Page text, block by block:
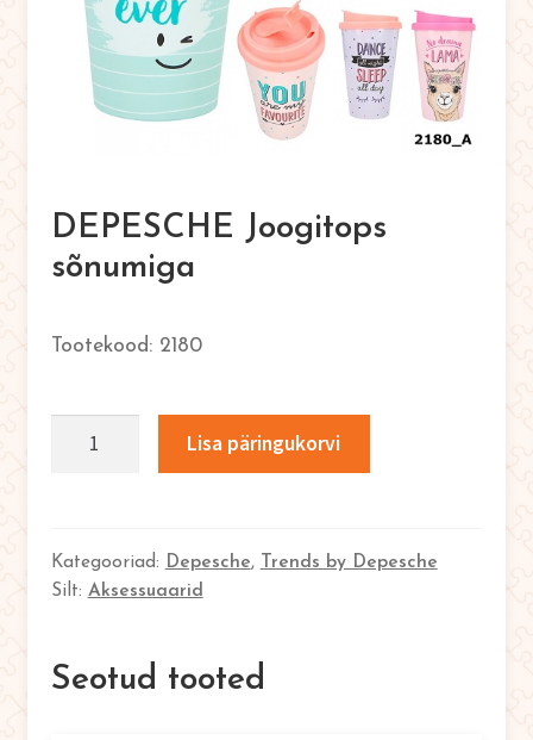
English
0
DEPESCHE Joogitops
sõnumiga
2180
Lisa päringukorvi
Kategooriad: Depesche,
Trends by Depesche
Silt: Aksessuaarid
Seotud tooted